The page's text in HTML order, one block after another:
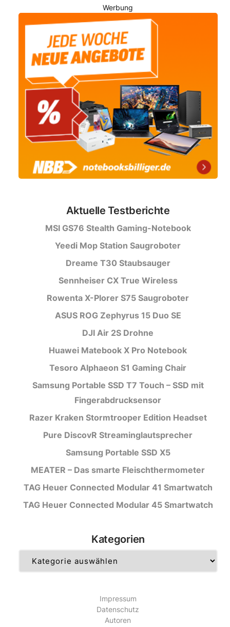
Werbung
Aktuelle Testberichte
MSI GS76 Stealth Gaming-Notebook
Yeedi Mop Station Saugroboter
Dreame T30 Staubsauger
Sennheiser CX True Wireless
Rowenta X-Plorer S75 Saugroboter
ASUS ROG Zephyrus 15 Duo SE
DJI Air 2S Drohne
Huawei Matebook X Pro Notebook
Tesoro Alphaeon S1 Gaming Chair
Samsung Portable SSD T7 Touch – SSD mit
Fingerabdrucksensor
Razer Kraken Stormtrooper Edition Headset
Pure DiscovR Streaminglautsprecher
Samsung Portable SSD X5
MEATER – Das smarte Fleischthermometer
TAG Heuer Connected Modular 41 Smartwatch
TAG Heuer Connected Modular 45 Smartwatch
Kategorien
Impressum
Datenschutz
Autoren